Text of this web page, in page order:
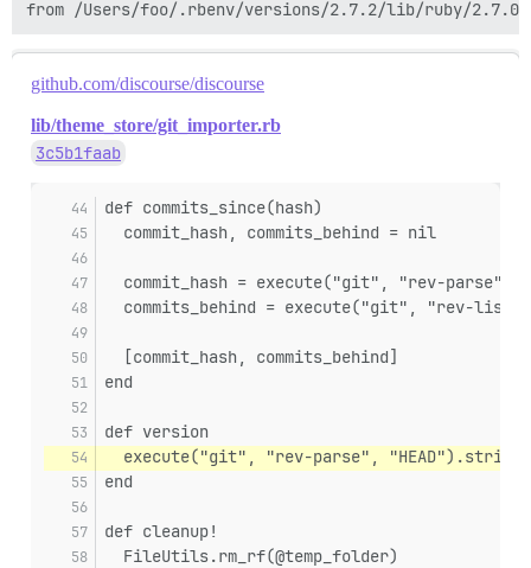
github.com/discourse/discourse
lib/theme_store/git_importer.rb
3c5b1faab
def commits_since(hash)
  commit_hash, commits_behind = nil
commit_hash = execute("git", "rev-parse",
commits_behind = execute("git", "rev-
  [commit_hash, commits_behind]
end
def version
  execute("git", "rev-parse", "HEAD").strip
end
def cleanup!
  FileUtils.rm_rf(@temp_folder)